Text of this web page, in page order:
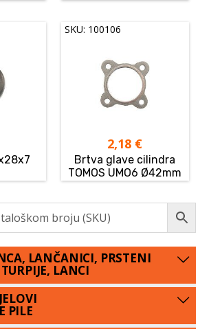
SKU: 100106
2,18 €
Brtva glave cilindra
TOMOS UMO6 Ø42mm
LANČANICI, PRSTENI
LANCI
PILE